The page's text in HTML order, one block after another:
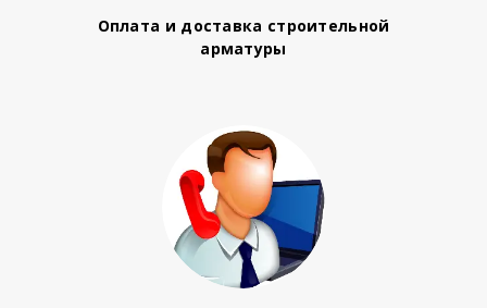
Оплата и доставка строительной
арматуры